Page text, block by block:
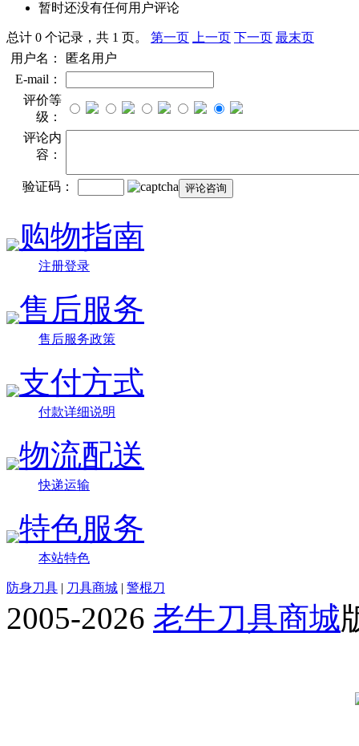
暂时还没有任何用户评论
总计 0 个记录，共 1 页。 第一页 上一页 下一页 最末页
用户名：
匿名用户
E-mail：
评价等
级：
评论内
容：
验证码：
购物指南
注册登录
售后服务
售后服务政策
支付方式
付款详细说明
物流配送
快递运输
特色服务
本站特色
防身刀具 | 刀具商城 | 警棍刀
2005-2026 老牛刀具商城